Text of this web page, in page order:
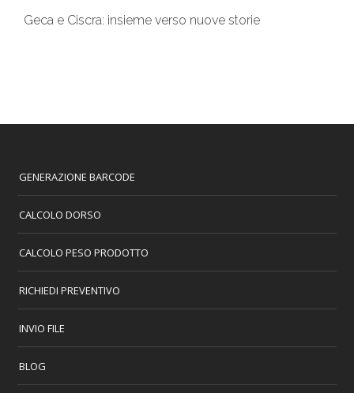
Geca e Ciscra: insieme verso nuove storie
GENERAZIONE BARCODE
CALCOLO DORSO
CALCOLO PESO PRODOTTO
RICHIEDI PREVENTIVO
INVIO FILE
BLOG